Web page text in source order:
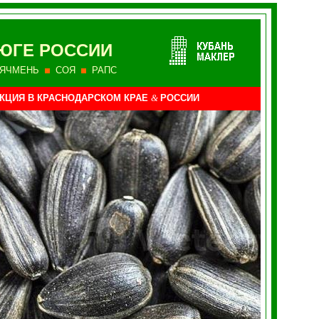
РОССИИ
ЯЧМЕНЬ СОЯ РАПС
В КРАСНОДАРСКОМ КРАЕ & РОССИИ